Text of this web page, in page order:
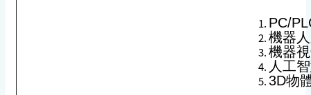
PC/
機器
機器
人工
3D物